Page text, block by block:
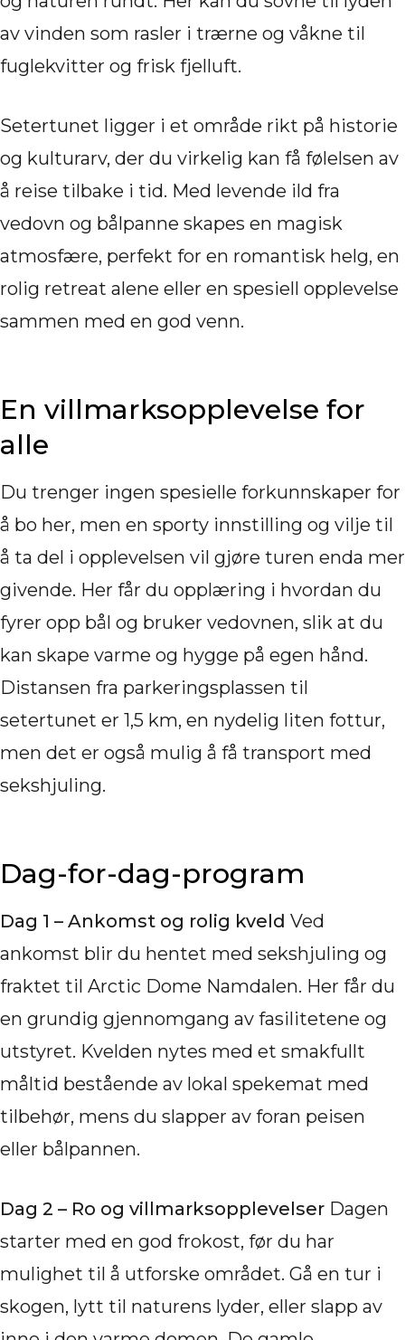
av vinden som rasler i trærne og våkne til
fuglekvitter og frisk fjelluft.
Setertunet ligger i et område rikt på historie
og kulturarv, der du virkelig kan få følelsen av
å reise tilbake i tid. Med levende ild fra
vedovn og bålpanne skapes en magisk
atmosfære, perfekt for en romantisk helg, en
rolig retreat alene eller en spesiell opplevelse
sammen med en god venn.
En villmarksopplevelse for
alle
Du trenger ingen spesielle forkunnskaper for
å bo her, men en sporty innstilling og vilje til
å ta del i opplevelsen vil gjøre turen enda mer
givende. Her får du opplæring i hvordan du
fyrer opp bål og bruker vedovnen, slik at du
kan skape varme og hygge på egen hånd.
Distansen fra parkeringsplassen til
setertunet er 1,5 km, en nydelig liten fottur,
men det er også mulig å få transport med
sekshjuling.
Dag-for-dag-program
Dag 1 – Ankomst og rolig kveld Ved
ankomst blir du hentet med sekshjuling og
fraktet til Arctic Dome Namdalen. Her får du
en grundig gjennomgang av fasilitetene og
utstyret. Kvelden nytes med et smakfullt
måltid bestående av lokal spekemat med
tilbehør, mens du slapper av foran peisen
eller bålpannen.
Dag 2 – Ro og villmarksopplevelser Dagen
starter med en god frokost, før du har
mulighet til å utforske området. Gå en tur i
skogen, lytt til naturens lyder, eller slapp av